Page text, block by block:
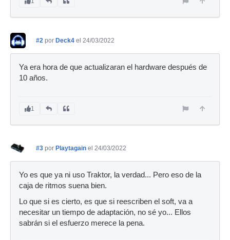
#2 por Deck4 el 24/03/2022
Ya era hora de que actualizaran el hardware después de
10 años.
1
#3 por Playtagain el 24/03/2022
Yo es que ya ni uso Traktor, la verdad... Pero eso de la
caja de ritmos suena bien.
Lo que si es cierto, es que si reescriben el soft, va a
necesitar un tiempo de adaptación, no sé yo... Ellos
sabrán si el esfuerzo merece la pena.